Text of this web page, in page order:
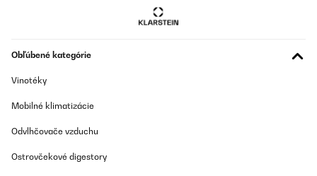
Obľúbené kategórie
Vinotéky
Mobilné klimatizácie
Odvlhčovače vzduchu
Ostrovčekové digestory